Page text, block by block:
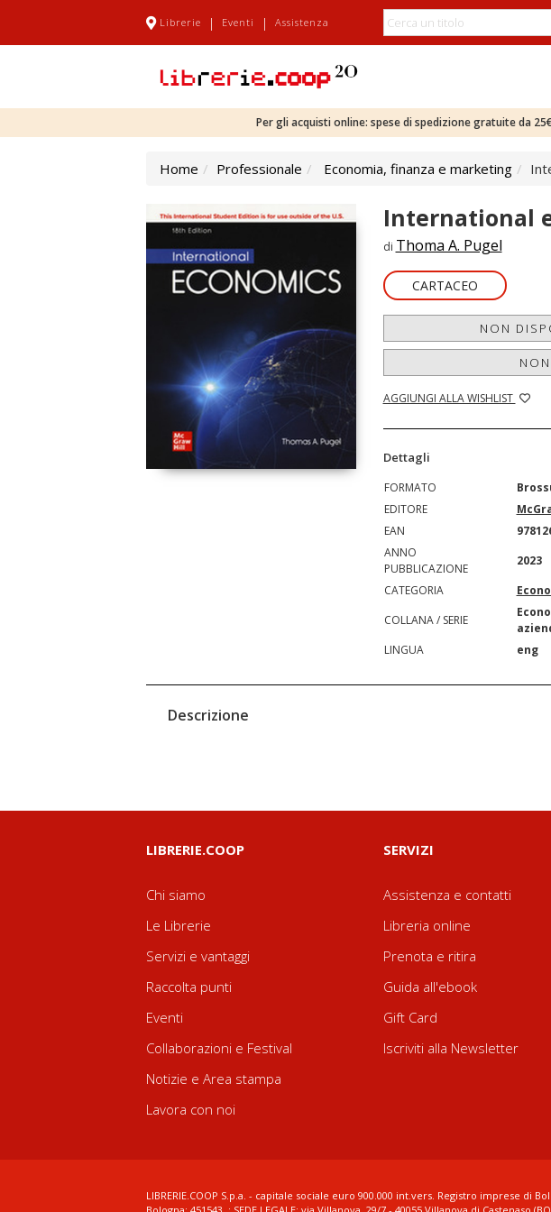
Librerie | Eventi | Assistenza
Per gli acquisti online: spese di spedizione gratuite da
Home Professionale Economia, finanza e marketing
International
di Thoma A. Pugel
CARTACEO
NON
AGGIUNGI ALLA WISHLIST
Dettagli
FORMATO
EDITORE
EAN
ANNO
PUBBLICAZIONE
2023
CATEGORIA
COLLANA / SERIE
LINGUA
eng
Descrizione
LIBRERIE.COOP
Chi siamo
Le Librerie
Servizi e vantaggi
Raccolta punti
Eventi
Collaborazioni e Festival
Notizie e Area stampa
Lavora con noi
SERVIZI
Assistenza e contatti
Libreria online
Prenota e ritira
Guida all'ebook
Gift Card
Iscriviti alla Newsletter
LIBRERIE.COOP S.p.a. - capitale sociale euro 900.000 int.vers. Registro imprese di